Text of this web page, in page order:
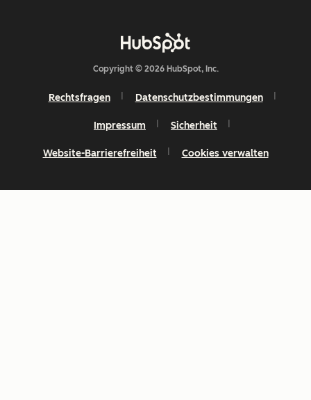
Copyright © 2026 HubSpot, Inc.
Rechtsfragen Datenschutzbestimmungen
Impressum Sicherheit
Website-Barrierefreiheit Cookies verwalten